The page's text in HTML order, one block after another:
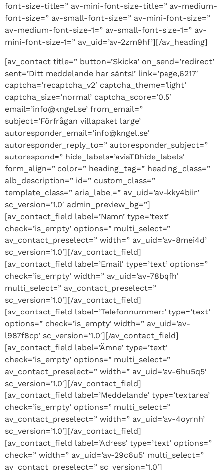
font-size-title=” av-mini-font-size-title=” av-medium-
font-size=” av-small-font-size=” av-mini-font-size=”
av-medium-font-size-1=” av-small-font-size-1=” av-
mini-font-size-1=” av_uid=’av-2zm9hf’][/av_heading]
[av_contact title=” button=’Skicka’ on_send=’redirect’
sent=’Ditt meddelande har sänts!’ link=’page,6217′
captcha=’recaptcha_v2′ captcha_theme=’light’
captcha_size=’normal’ captcha_score=’0.5′
email=’info@kngel.se’ from_email=”
subject=’Förfrågan villapaket large’
autoresponder_email=’info@kngel.se’
autoresponder_reply_to=” autoresponder_subject=”
autorespond=” hide_labels=’aviaTBhide_labels’
form_align=” color=” heading_tag=” heading_class=”
alb_description=” id=” custom_class=”
template_class=” aria_label=” av_uid=’av-kky4biir’
sc_version=’1.0′ admin_preview_bg=”]
[av_contact_field label=’Namn’ type=’text’
check=’is_empty’ options=” multi_select=”
av_contact_preselect=” width=” av_uid=’av-8mei4d’
sc_version=’1.0′][/av_contact_field]
[av_contact_field label=’Email’ type=’text’ options=”
check=’is_empty’ width=” av_uid=’av-78bqfh’
multi_select=” av_contact_preselect=”
sc_version=’1.0′][/av_contact_field]
[av_contact_field label=’Telefonnummer:’ type=’text’
options=” check=’is_empty’ width=” av_uid=’av-
l987f8cp’ sc_version=’1.0′][/av_contact_field]
[av_contact_field label=’Ämne’ type=’text’
check=’is_empty’ options=” multi_select=”
av_contact_preselect=” width=” av_uid=’av-6hu5q5′
sc_version=’1.0′][/av_contact_field]
[av_contact_field label=’Meddelande’ type=’textarea’
check=’is_empty’ options=” multi_select=”
av_contact_preselect=” width=” av_uid=’av-4oyrnh’
sc_version=’1.0′][/av_contact_field]
[av_contact_field label=’Adress’ type=’text’ options=”
check=” width=” av_uid=’av-29c6u5′ multi_select=”
av_contact_preselect=” sc_version=’1.0′]